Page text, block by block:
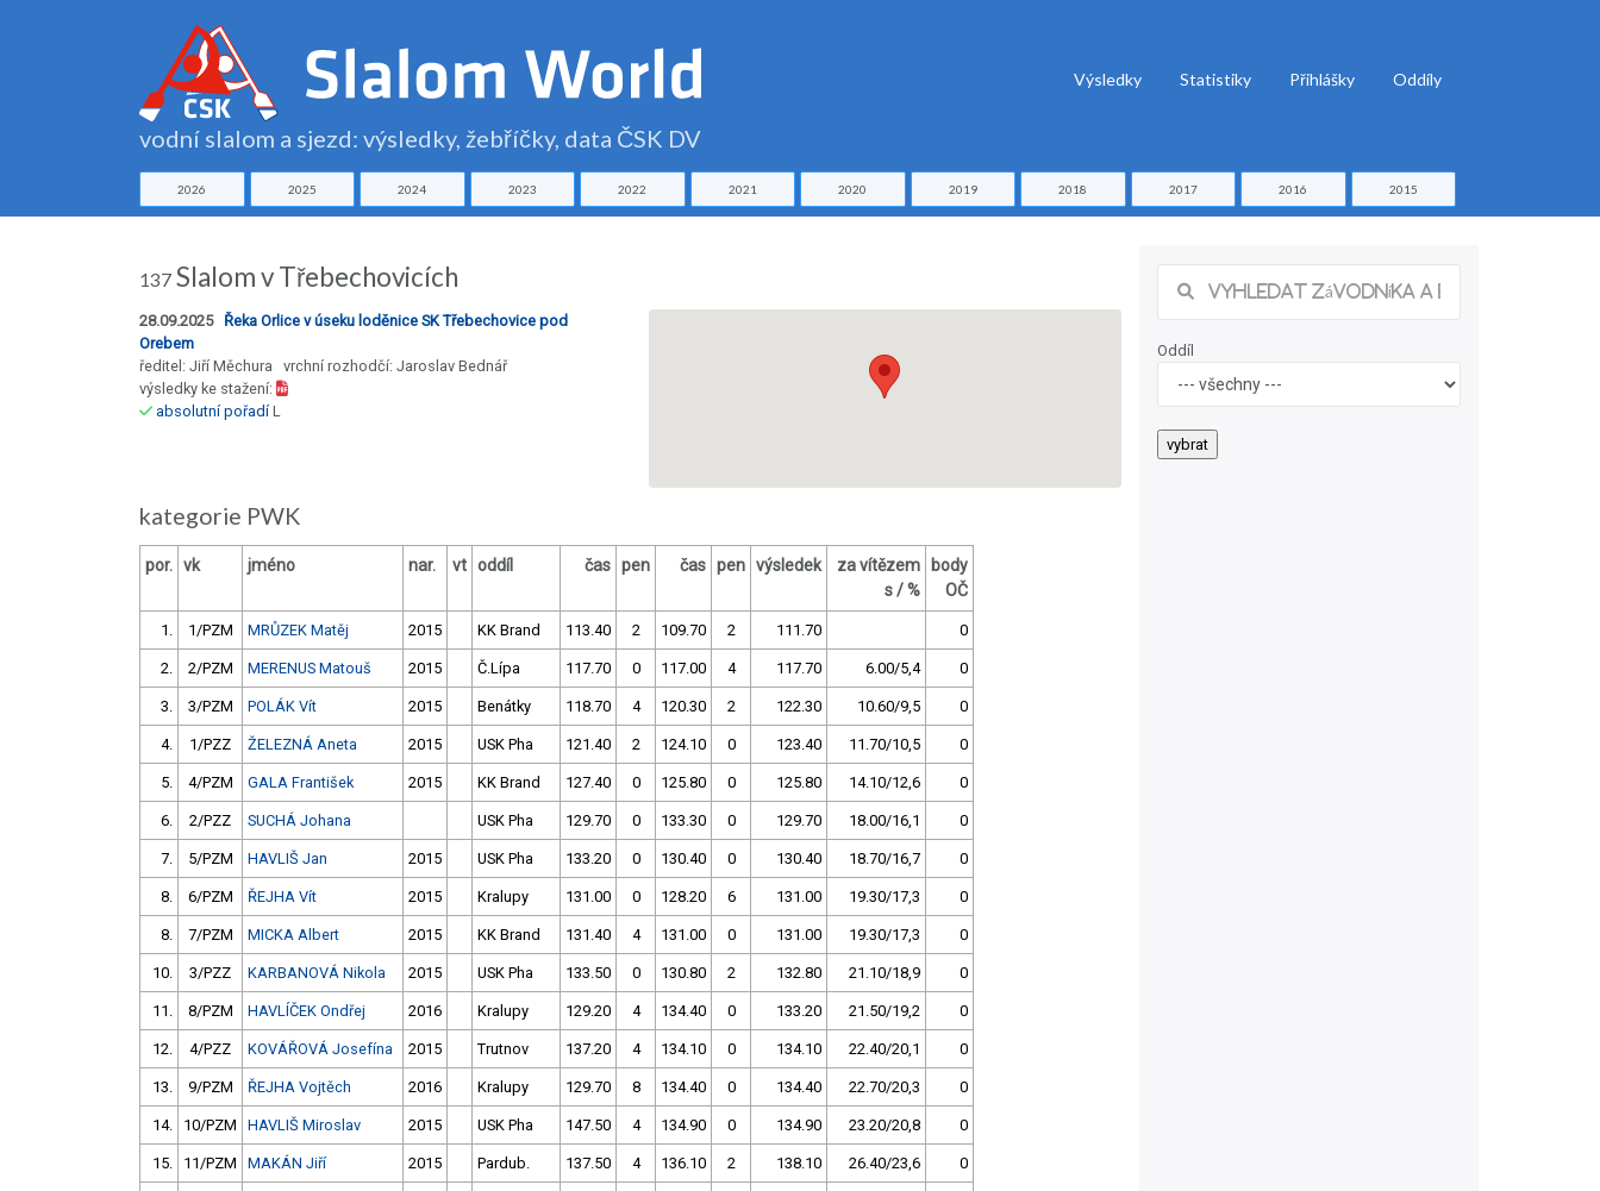
vodní slalom a sjezd: výsledky, žebříčky, data ČSK DV
Výsledky Statistiky Přihlášky Oddíly
2026 2025 2024 2023 2022 2021 2020 2019 2018 2017 2016 2015
137 Slalom v Třebechovicích
28.09.2025 Řeka Orlice v úseku loděnice SK Třebechovice pod
Orebem
ředitel: Jiří Měchura vrchní rozhodčí: Jaroslav Bednář
výsledky ke stažení:
absolutní pořadíL
kategorie PWK
por. vk jméno nar. vt oddíl čas pen čas pen výsledek
za vítězem
s / %
body
OČ
1. 1/PZM MRŮZEK Matěj 2015 KK Brand 113.40 2 109.70 2 111.70 0
2. 2/PZM MERENUS Matouš 2015 Č.Lípa 117.70 0 117.00 4 117.70 6.00/5,4 0
3. 3/PZM POLÁK Vít 2015 Benátky 118.70 4 120.30 2 122.30 10.60/9,5 0
4. 1/PZZ ŽELEZNÁ Aneta 2015 USK Pha 121.40 2 124.10 0 123.40 11.70/10,5 0
5. 4/PZM GALA František 2015 KK Brand 127.40 0 125.80 0 125.80 14.10/12,6 0
6. 2/PZZ SUCHÁ Johana USK Pha 129.70 0 133.30 0 129.70 18.00/16,1 0
7. 5/PZM HAVLIŠ Jan 2015 USK Pha 133.20 0 130.40 0 130.40 18.70/16,7 0
8. 6/PZM ŘEJHA Vít 2015 Kralupy 131.00 0 128.20 6 131.00 19.30/17,3 0
8. 7/PZM MICKA Albert 2015 KK Brand 131.40 4 131.00 0 131.00 19.30/17,3 0
10. 3/PZZ KARBANOVÁ Nikola 2015 USK Pha 133.50 0 130.80 2 132.80 21.10/18,9 0
11. 8/PZM HAVLÍČEK Ondřej 2016 Kralupy 129.20 4 134.40 0 133.20 21.50/19,2 0
12. 4/PZZ KOVÁŘOVÁ Josefína 2015 Trutnov 137.20 4 134.10 0 134.10 22.40/20,1 0
13. 9/PZM ŘEJHA Vojtěch 2016 Kralupy 129.70 8 134.40 0 134.40 22.70/20,3 0
14. 10/PZM HAVLIŠ Miroslav 2015 USK Pha 147.50 4 134.90 0 134.90 23.20/20,8 0
15. 11/PZM MAKÁN Jiří 2015 Pardub. 137.50 4 136.10 2 138.10 26.40/23,6 0
Oddíl